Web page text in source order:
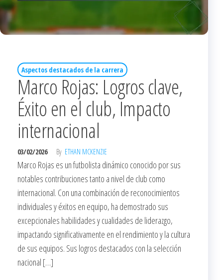
Aspectos destacados de la carrera
Marco Rojas: Logros clave,
Éxito en el club, Impacto
internacional
03/02/2026 By ETHAN MCKENZIE
Marco Rojas es un futbolista dinámico conocido por sus
notables contribuciones tanto a nivel de club como
internacional. Con una combinación de reconocimientos
individuales y éxitos en equipo, ha demostrado sus
excepcionales habilidades y cualidades de liderazgo,
impactando significativamente en el rendimiento y la cultura
de sus equipos. Sus logros destacados con la selección
nacional […]